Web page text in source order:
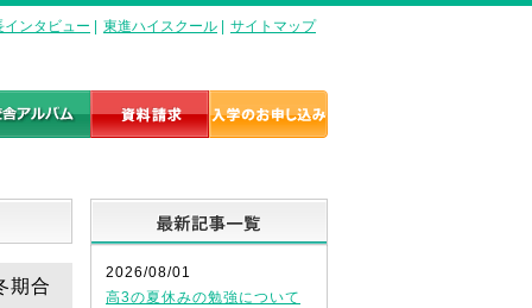
インタビュー 東進ハイスクール サイトマップ
期合
2026/08/01
高3の夏休みの勉強について